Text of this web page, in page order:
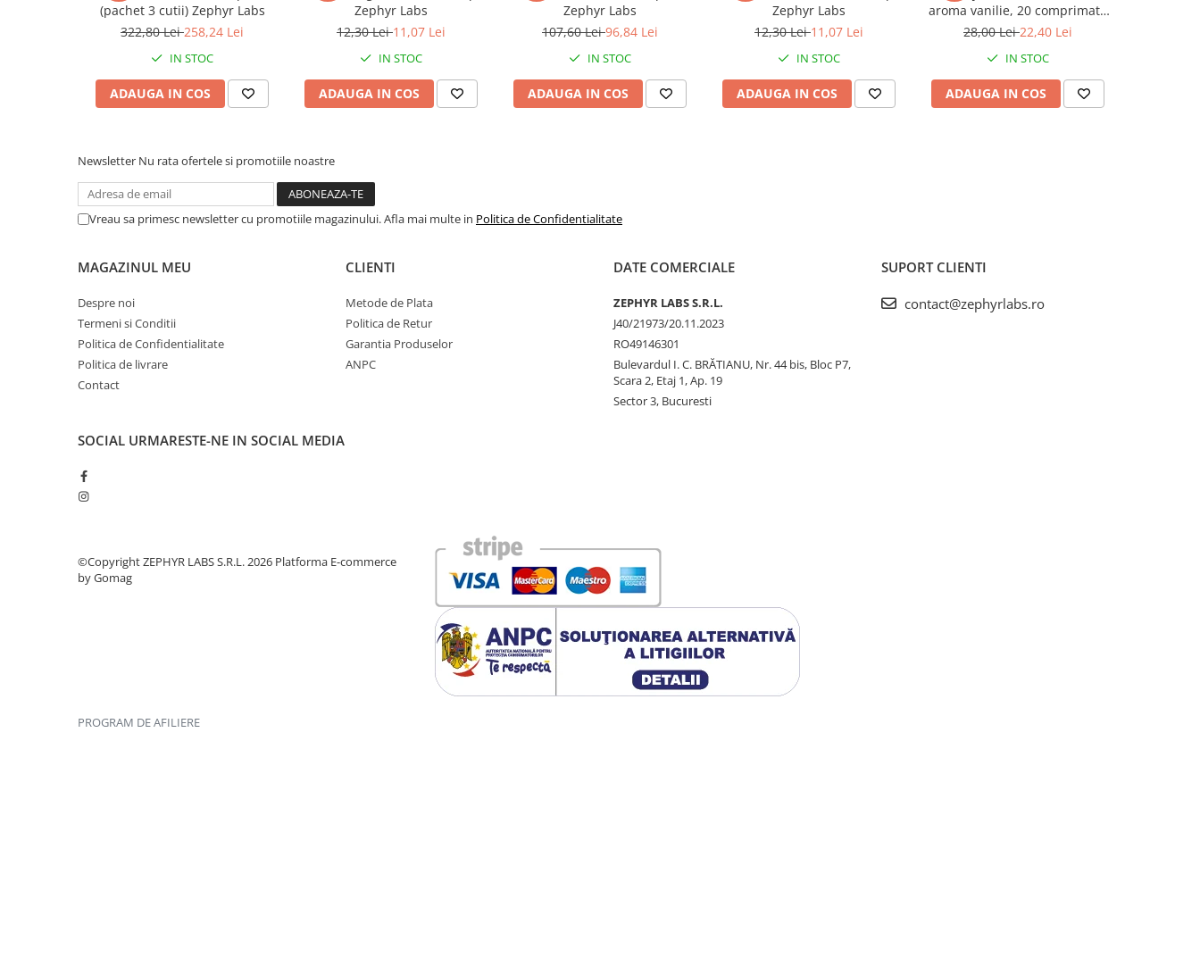
Teste de sarcina si ovulatie
Altele-Sanatatea cuplului
Suplimente alimentare
Vitamine si minerale
Afectiuni dermatologice
Afectiuni respiratorii
Afectiuni digestive
Afectiuni osteo-articulare
Afectiuni cardio-vasculare
Afectiuni urogenitale
Sanatatea mintii
Suplimente pentru imunitate
Altele-Suplimente alimentare
Promo Ianuarie-Septembrie
(pachet 3 cutii) Zephyr Labs
322,80 Lei258,24 Lei
IN STOC
ADAUGA IN COS
Zephyr Labs
12,30 Lei11,07 Lei
IN STOC
ADAUGA IN COS
Zephyr Labs
107,60 Lei96,84 Lei
IN STOC
ADAUGA IN COS
Zephyr Labs
12,30 Lei11,07 Lei
IN STOC
ADAUGA IN COS
aroma vanilie, 20 comprimate
masticabile Zephyr Labs
28,00 Lei22,40 Lei
IN STOC
ADAUGA IN COS
Newsletter Nu rata ofertele si promotiile noastre
Vreau sa primesc newsletter cu promotiile magazinului. Afla mai multe in Politica de Confidentialitate
MAGAZINUL MEU
Despre noi
Termeni si Conditii
Politica de Confidentialitate
Politica de livrare
Contact
CLIENTI
Metode de Plata
Politica de Retur
Garantia Produselor
ANPC
DATE COMERCIALE
ZEPHYR LABS S.R.L.
J40/21973/20.11.2023
RO49146301
Bulevardul I. C. BRĂTIANU, Nr. 44 bis, Bloc P7,
Scara 2, Etaj 1, Ap. 19
Sector 3, Bucuresti
SUPORT CLIENTI
contact@zephyrlabs.ro
SOCIAL URMARESTE-NE IN SOCIAL MEDIA
©Copyright ZEPHYR LABS S.R.L. 2026 Platforma E-commerce
by Gomag
PROGRAM DE AFILIERE